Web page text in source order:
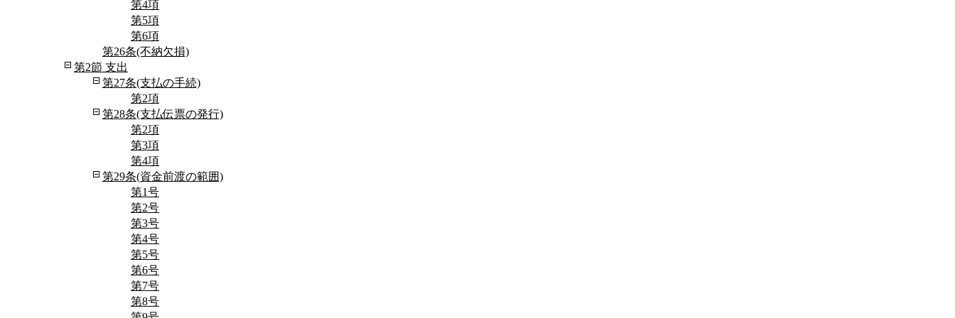
第4項
第5項
第6項
第26条(不納欠損)
第2節 支出
第27条(支払の手続)
第2項
第28条(支払伝票の発行)
第2項
第3項
第4項
第29条(資金前渡の範囲)
第1号
第2号
第3号
第4号
第5号
第6号
第7号
第8号